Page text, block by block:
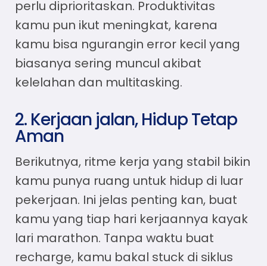
perlu diprioritaskan. Produktivitas
kamu pun ikut meningkat, karena
kamu bisa ngurangin error kecil yang
biasanya sering muncul akibat
kelelahan dan multitasking.
2. Kerjaan jalan, Hidup Tetap
Aman
Berikutnya, ritme kerja yang stabil bikin
kamu punya ruang untuk hidup di luar
pekerjaan. Ini jelas penting kan, buat
kamu yang tiap hari kerjaannya kayak
lari marathon. Tanpa waktu buat
recharge, kamu bakal stuck di siklus